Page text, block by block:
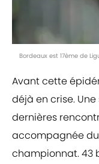
Bordeaux est 17ème de
Avant cette
déjà en crise.
dernières
accompagnée
championnat. 43